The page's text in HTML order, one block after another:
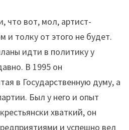
что вот, мол, артист-
и толку от этого не будет.
идти в политику у
В 1995 он
в Государственную думу, а
Был у него и опыт
хваткий, он
и успешно вел